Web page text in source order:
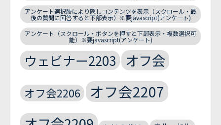
アンケート選択肢により隠しコンテンツを表示（スクロール・最
後の質問に回答すると下部表示）※要javascript(アンケート)
アンケート（スクロール・ボタンを押すと下部表示・複数選択可
能）※要javascript(アンケート)
ウェビナー2203 オフ会
オフ会2206 オフ会2207